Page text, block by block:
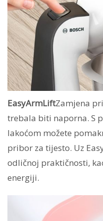
EasyArmLiftZamjena
trebala biti naporna. S
lakoćom možete
pribor za tijesto. Uz
odličnoj praktičnosti,
energiji.